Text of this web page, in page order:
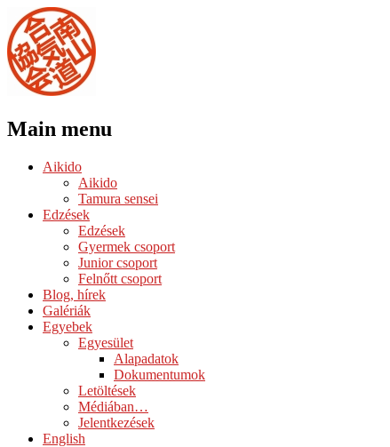
Main menu
Skip
Aikido
Aikido
Tamura sensei
Edzések
Edzések
Gyermek csoport
Junior csoport
Felnőtt csoport
Blog, hírek
Galériák
Egyebek
Egyesület
Alapadatok
Dokumentumok
Letöltések
Médiában…
Jelentkezések
English